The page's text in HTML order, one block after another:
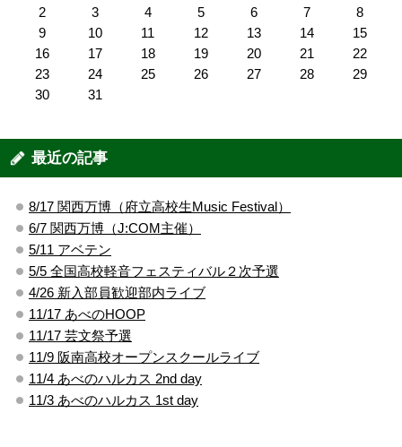
2
3 4 5 6 7
8
9
10 11 12 13 14
15
16
17 18 19 20 21
22
23
24 25 26 27 28
29
30
31
最近の記事
8/17 関西万博（府立高校生Music Festival）
6/7 関西万博（J:COM主催）
5/11 アベテン
5/5 全国高校軽音フェスティバル２次予選
4/26 新入部員歓迎部内ライブ
11/17 あべのHOOP
11/17 芸文祭予選
11/9 阪南高校オープンスクールライブ
11/4 あべのハルカス 2nd day
11/3 あべのハルカス 1st day